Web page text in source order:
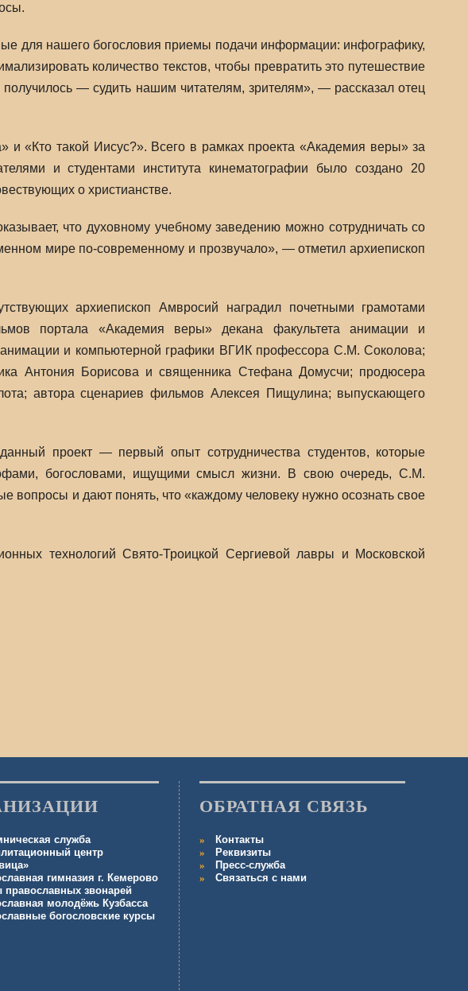
для нашего богословия приемы подачи информации: инфографику,
количество текстов, чтобы превратить это путешествие
— судить нашим читателям, зрителям», — рассказал отец
и «Кто такой Иисус?». Всего в рамках проекта «Академия веры» за
и студентами института кинематографии было создано 20
о христианстве.
что духовному учебному заведению можно сотрудничать со
мире по-современному и прозвучало», — отметил архиепископ
архиепископ Амвросий наградил почетными грамотами
портала «Академия веры» декана факультета анимации и
и компьютерной графики ВГИК профессора С.М. Соколова;
Антония Борисова и священника Стефана Домусчи; продюсера
автора сценариев фильмов Алексея Пищулина; выпускающего
проект — первый опыт сотрудничества студентов, которые
богословами, ищущими смысл жизни. В свою очередь, С.М.
и дают понять, что «каждому человеку нужно осознать свое
технологий Свято-Троицкой Сергиевой лавры и Московской
служба
центр
гимназия г. Кемерово
православных звонарей
молодёжь Кузбасса
богословские курсы
ОБРАТНАЯ СВЯЗЬ
Контакты
Реквизиты
Пресс-служба
Связаться с нами